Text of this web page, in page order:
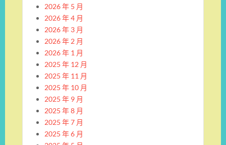
2026 年 5 月
2026 年 4 月
2026 年 3 月
2026 年 2 月
2026 年 1 月
2025 年 12 月
2025 年 11 月
2025 年 10 月
2025 年 9 月
2025 年 8 月
2025 年 7 月
2025 年 6 月